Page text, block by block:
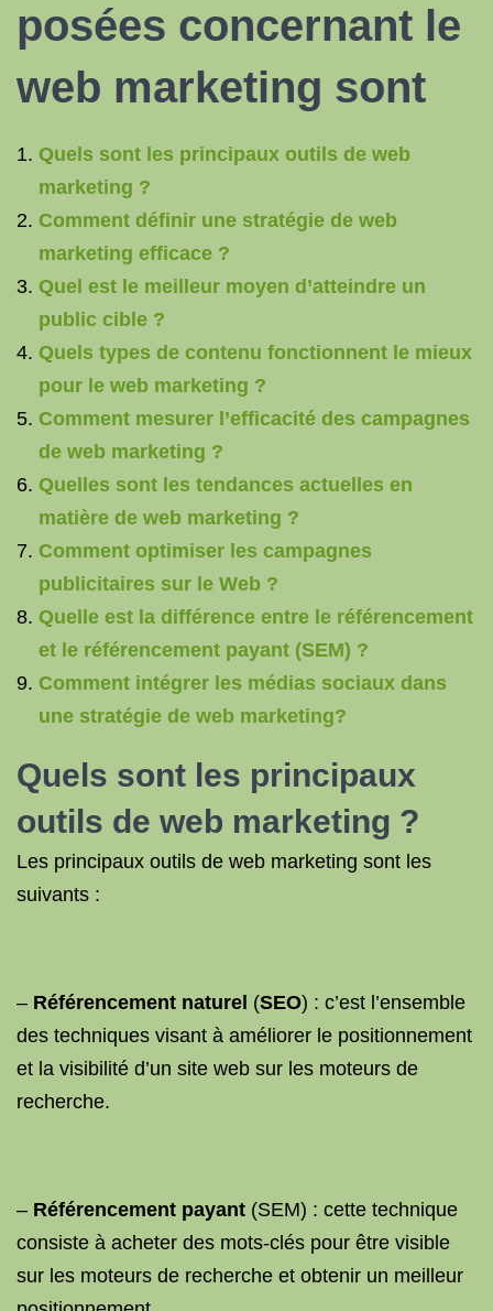
posées concernant le
web marketing sont
Quels sont les principaux outils de web
marketing ?
Comment définir une stratégie de web
marketing efficace ?
Quel est le meilleur moyen d’atteindre un
public cible ?
Quels types de contenu fonctionnent le mieux
pour le web marketing ?
Comment mesurer l’efficacité des campagnes
de web marketing ?
Quelles sont les tendances actuelles en
matière de web marketing ?
Comment optimiser les campagnes
publicitaires sur le Web ?
Quelle est la différence entre le référencement
et le référencement payant (SEM) ?
Comment intégrer les médias sociaux dans
une stratégie de web marketing?
Quels sont les principaux
outils de web marketing ?
Les principaux outils de web marketing sont les
suivants :
– Référencement naturel (SEO) : c’est l’ensemble
des techniques visant à améliorer le positionnement
et la visibilité d’un site web sur les moteurs de
recherche.
– Référencement payant (SEM) : cette technique
consiste à acheter des mots-clés pour être visible
sur les moteurs de recherche et obtenir un meilleur